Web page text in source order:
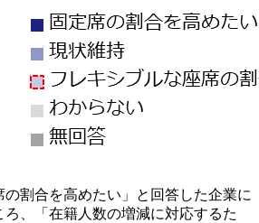
の割合を高めたい」と回答した企業に
、「在籍人数の増減に対応するた